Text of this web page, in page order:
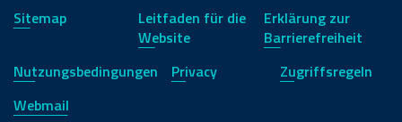
Sitemap
Leitfaden für die
Website
Erklärung zur
Barrierefreiheit
Nutzungsbedingungen
Privacy
Zugriffsregeln
Webmail